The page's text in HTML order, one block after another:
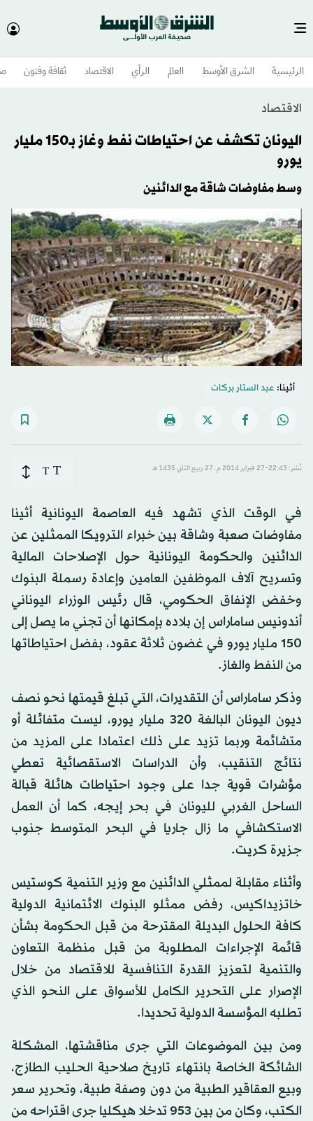
الرئيسية الشرق الأوسط​ العالم الرأي الاقتصاد ثقافة وفنون
الاقتصاد
اليونان تكشف عن احتياطات نفط وغاز بـ150 مليار
يورو
وسط مفاوضات شاقة مع الدائنين
أثينا: عبد الستار بركات
نُشر: 22:43-27 فبراير 2014 م ـ 27 ربيع الثاني 1435 هـ T
T
في الوقت الذي تشهد فيه العاصمة اليونانية أثينا
مفاوضات صعبة وشاقة بين خبراء الترويكا الممثلين عن
الدائنين والحكومة اليونانية حول الإصلاحات المالية
وتسريح آلاف الموظفين العامين وإعادة رسملة البنوك
وخفض الإنفاق الحكومي، قال رئيس الوزراء اليوناني
أندونيس ساماراس إن بلاده بإمكانها أن تجني ما يصل إلى
150 مليار يورو في غضون ثلاثة عقود، بفضل احتياطاتها
من النفط والغاز.
وذكر ساماراس أن التقديرات، التي تبلغ قيمتها نحو نصف
ديون اليونان البالغة 320 مليار يورو، ليست متفائلة أو
متشائمة وربما تزيد على ذلك اعتمادا على المزيد من
نتائج التنقيب، وأن الدراسات الاستقصائية تعطي
مؤشرات قوية جدا على وجود احتياطات هائلة قبالة
الساحل الغربي لليونان في بحر إيجه، كما أن العمل
الاستكشافي ما زال جاريا في البحر المتوسط جنوب
جزيرة كريت.
وأثناء مقابلة لممثلي الدائنين مع وزير التنمية كوستيس
خاتزيداكيس، رفض ممثلو البنوك الائتمانية الدولية
كافة الحلول البديلة المقترحة من قبل الحكومة بشأن
قائمة الإجراءات المطلوبة من قبل منظمة التعاون
والتنمية لتعزيز القدرة التنافسية للاقتصاد من خلال
الإصرار على التحرير الكامل للأسواق على النحو الذي
تطلبه المؤسسة الدولية تحديدا.
ومن بين الموضوعات التي جرى مناقشتها، المشكلة
الشائكة الخاصة بانتهاء تاريخ صلاحية الحليب الطازج،
وبيع العقاقير الطبية من دون وصفة طبية، وتحرير سعر
الكتب، وكان من بين 953 تدخلا هيكليا جرى اقتراحه من